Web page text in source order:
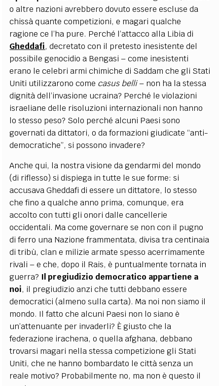
o altre nazioni avrebbero dovuto essere escluse da
chissà quante competizioni, e magari qualche
ragione ce l’ha pure. Perché l’attacco alla Libia di
Gheddafi, decretato con il pretesto inesistente del
possibile genocidio a Bengasi – come inesistenti
erano le celebri armi chimiche di Saddam che gli Stati
Uniti utilizzarono come casus belli– non ha la stessa
dignità dell’invasione ucraina? Perché le violazioni
israeliane delle risoluzioni internazionali non hanno
lo stesso peso? Solo perché alcuni Paesi sono
governati da dittatori, o da formazioni giudicate “anti-
democratiche”, si possono invadere?
Anche qui, la nostra visione da gendarmi del mondo
(di riflesso) si dispiega in tutte le sue forme: si
accusava Gheddafi di essere un dittatore, lo stesso
che fino a qualche anno prima, comunque, era
accolto con tutti gli onori dalle cancellerie
occidentali. Ma come governare se non con il pugno
di ferro una Nazione frammentata, divisa tra centinaia
di tribù, clan e milizie armate spesso acerrimamente
rivali – e che, dopo il Rais, è puntualmente tornata in
guerra? Il pregiudizio democratico appartiene a
noi, il pregiudizio anzi che tutti debbano essere
democratici (almeno sulla carta). Ma noi non siamo il
mondo. Il fatto che alcuni Paesi non lo siano è
un’attenuante per invaderli? È giusto che la
federazione irachena, o quella afghana, debbano
trovarsi magari nella stessa competizione gli Stati
Uniti, che ne hanno bombardato le città senza un
reale motivo? Probabilmente no, ma non è questo il